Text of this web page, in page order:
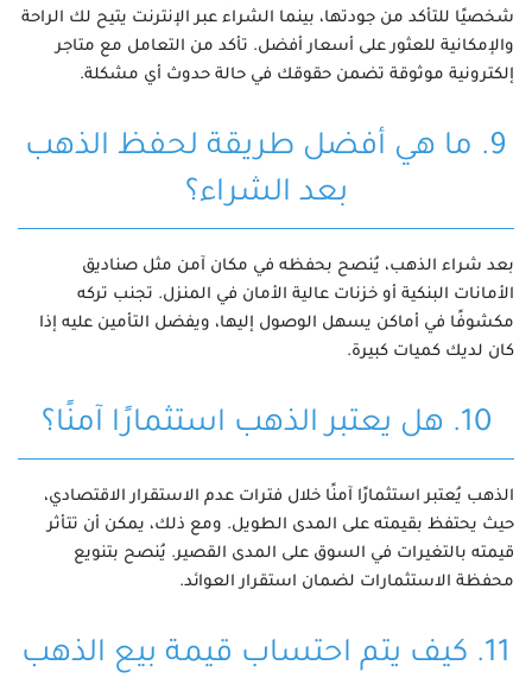
شخصيًا للتأكد من جودتها، بينما الشراء عبر الإنترنت يتيح لك الراحة
والإمكانية للعثور على أسعار أفضل. تأكد من التعامل مع متاجر
إلكترونية موثوقة تضمن حقوقك في حالة حدوث أي مشكلة.
9. ما هي أفضل طريقة لحفظ الذهب
بعد الشراء؟
بعد شراء الذهب، يُنصح بحفظه في مكان آمن مثل صناديق
الأمانات البنكية أو خزنات عالية الأمان في المنزل. تجنب تركه
مكشوفًا في أماكن يسهل الوصول إليها، ويفضل التأمين عليه إذا
كان لديك كميات كبيرة.
10. هل يعتبر الذهب استثمارًا آمنًا؟
الذهب يُعتبر استثمارًا آمنًا خلال فترات عدم الاستقرار الاقتصادي،
حيث يحتفظ بقيمته على المدى الطويل. ومع ذلك، يمكن أن تتأثر
قيمته بالتغيرات في السوق على المدى القصير. يُنصح بتنويع
محفظة الاستثمارات لضمان استقرار العوائد.
11. كيف يتم احتساب قيمة بيع الذهب